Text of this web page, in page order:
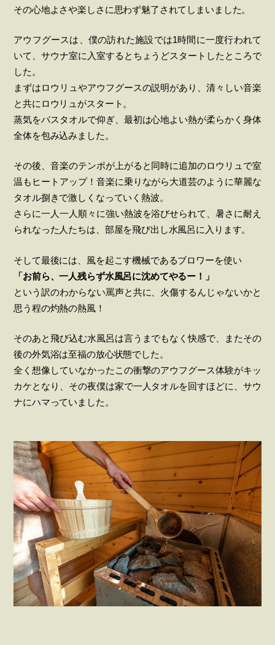
その心地よさや楽しさに思わず魅了されてしまいました。
アウフグースは、僕の訪れた施設では1時間に一度行われて
いて、サウナ室に入室するとちょうどスタートしたところで
した。
まずはロウリュやアウフグースの説明があり、清々しい音楽
と共にロウリュがスタート。
蒸気をバスタオルで仰ぎ、最初は心地よい熱が柔らかく身体
全体を包み込みました。
その後、音楽のテンポが上がると同時に追加のロウリュで室
温もヒートアップ！音楽に乗りながら大道芸のように華麗な
タオル捌きで激しくなっていく熱波。
さらに一人一人順々に強い熱波を浴びせられて、暑さに耐え
られなった人たちは、部屋を飛び出し水風呂に入ります。
そして最後には、風を起こす機械であるブロワーを使い
「お前ら、一人残らず水風呂に沈めてやるー！」
という訳のわからない罵声と共に、火傷するんじゃないかと
思う程の灼熱の熱風！
そのあと飛び込む水風呂は言うまでもなく快感で、またその
後の外気浴は至福の放心状態でした。
全く想像していなかったこの衝撃のアウフグース体験がキッ
カケとなり、その夜僕は家で一人タオルを回すほどに、サウ
ナにハマっていました。